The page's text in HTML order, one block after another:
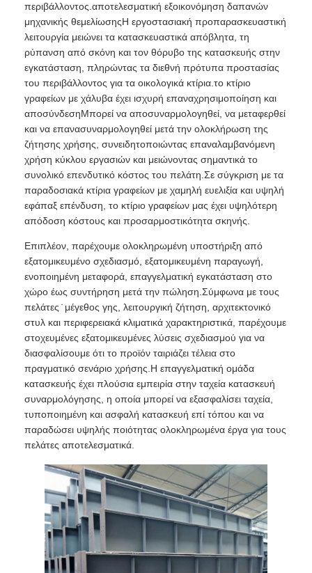
περιβάλλοντος.αποτελεσματική εξοικονόμηση δαπανών
μηχανικής θεμελίωσηςΗ εργοστασιακή προπαρασκευαστική
λειτουργία μειώνει τα κατασκευαστικά απόβλητα, τη
ρύπανση από σκόνη και τον θόρυβο της κατασκευής στην
εγκατάσταση, πληρώντας τα διεθνή πρότυπα προστασίας
του περιβάλλοντος για τα οικολογικά κτίρια.το κτίριο
γραφείων με χάλυβα έχει ισχυρή επαναχρησιμοποίηση και
αποσύνδεσηΜπορεί να αποσυναρμολογηθεί, να μεταφερθεί
και να επανασυναρμολογηθεί μετά την ολοκλήρωση της
ζήτησης χρήσης, συνειδητοποιώντας επαναλαμβανόμενη
χρήση κύκλου εργασιών και μειώνοντας σημαντικά το
συνολικό επενδυτικό κόστος του πελάτη.Σε σύγκριση με τα
παραδοσιακά κτίρια γραφείων με χαμηλή ευελιξία και υψηλή
εφάπαξ επένδυση, το κτίριο γραφείων μας έχει υψηλότερη
απόδοση κόστους και προσαρμοστικότητα σκηνής.
Επιπλέον, παρέχουμε ολοκληρωμένη υποστήριξη από
εξατομικευμένο σχεδιασμό, εξατομικευμένη παραγωγή,
ενοποιημένη μεταφορά, επαγγελματική εγκατάσταση στο
χώρο έως συντήρηση μετά την πώληση.Σύμφωνα με τους
πελάτες ̇ μέγεθος γης, λειτουργική ζήτηση, αρχιτεκτονικό
στυλ και περιφερειακά κλιματικά χαρακτηριστικά, παρέχουμε
στοχευμένες εξατομικευμένες λύσεις σχεδιασμού για να
διασφαλίσουμε ότι το προϊόν ταιριάζει τέλεια στο
πραγματικό σενάριο χρήσης.Η επαγγελματική ομάδα
κατασκευής έχει πλούσια εμπειρία στην ταχεία κατασκευή
συναρμολόγησης, η οποία μπορεί να εξασφαλίσει ταχεία,
τυποποιημένη και ασφαλή κατασκευή επί τόπου και να
παραδώσει υψηλής ποιότητας ολοκληρωμένα έργα για τους
πελάτες αποτελεσματικά.